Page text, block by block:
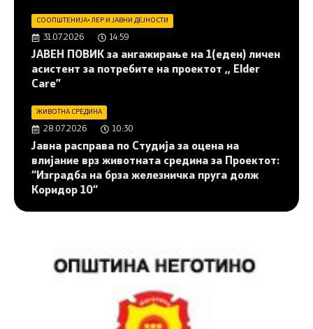
СООПШТЕНИЈА•ЛЕР И ЈАВНИ ДЕЈНОСТИ
31.07.2026 14:59
JАВЕН ПОВИК за ангажирање на 1(еден) личен
асистент за потребите на проектот ,, Elder
Care”
ЖИВОТНА СРЕДИНА
28.07.2026 10:30
Јавна расправа по Студија за оцена на
влијание врз животната средина за Проектот:
“Изградба на брза железничка пруга долж
Коридор 10“